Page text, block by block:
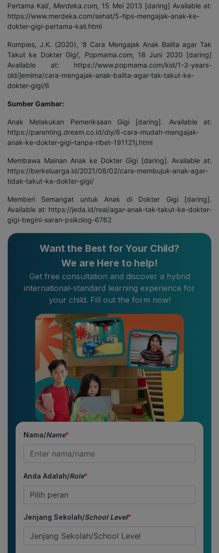
Pertama Kali’, Merdeka.com, 15 Mei 2013 [daring] Available at:
https://www.merdeka.com/sehat/5-tips-mengajak-anak-ke-
dokter-gigi-pertama-kali.html
Rompies, J.K. (2020), ‘8 Cara Mengajak Anak Balita agar Tak
Takut ke Dokter Gigi’, Popmama.com, 18 Juni 2020 [daring]
Available at: https://www.popmama.com/kid/1-3-years-
old/jemima/cara-mengajak-anak-balita-agar-tak-takut-ke-
dokter-gigi/6
Sumber Gambar:
Anak Melakukan Pemeriksaan Gigi [daring]. Available at:
https://parenting.dream.co.id/diy/6-cara-mudah-mengajak-
anak-ke-dokter-gigi-tanpa-ribet-191121j.html
Membawa Mainan Anak ke Dokter Gigi [daring]. Available at:
https://berkeluarga.id/2021/08/02/cara-membujuk-anak-agar-
tidak-takut-ke-dokter-gigi/
Memberi Semangat untuk Anak di Dokter Gigi [daring].
Available at: https://jeda.id/real/agar-anak-tak-takut-ke-dokter-
gigi-begini-saran-psikolog-6762
Want the Best for Your Child?
We are Here to help!
Get free consultation and discover a hybrid
international-standard learning experience for
your child. Fill out the form now!
Nama/Name*
Anda Adalah/Role*
Jenjang Sekolah/School Level*